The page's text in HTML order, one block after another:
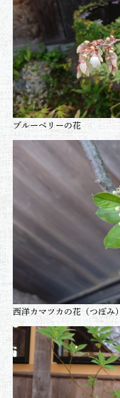
ブルーベリーの花
西洋カマツカの花（つぼみ）